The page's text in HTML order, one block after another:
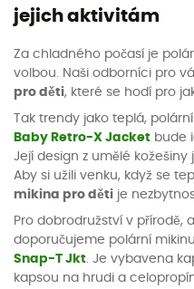
jejich aktivitám
Za chladného počasí je
volbou. Naši odborníci pro
pro děti, které se hodí pro
Tak trendy jako teplá,
Baby Retro-X Jacket bude
Její design z umělé
Aby si užili venku, když se
mikina pro děti je
Pro dobrodružství v přírodě,
doporučujeme polární mikinu
Snap-T Jkt. Je vybavena
kapsou na hrudi a